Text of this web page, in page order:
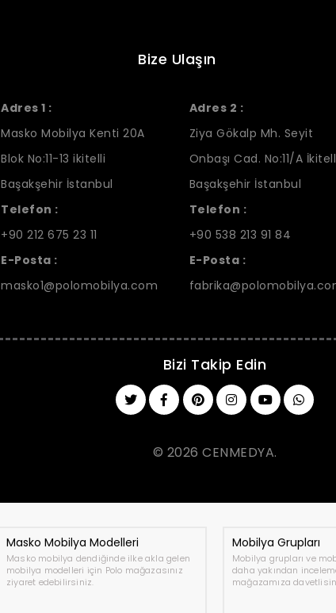
Bize Ulaşın
Adres 1 :
Masko Mobilya Kenti 20A
Blok No:11-13 ikitelli
Başakşehir İstanbul
Telefon :
+90 212 675 23 11
E-Posta :
masko1@polomobilya.com
Adres 2 :
Ziya Gökalp Mh. Seyit
Onbaşı Cad. No:11/A
Başakşehir İstanbul
Telefon :
+90 538 213 91 84
E-Posta :
Bizi Takip Edin
© 2026 CENMEDYA.
Masko Mobilya Modelleri
Masko mobilya dendiğinde ilke akla gelen
mobilya modelleri için Polo mağazasınız
ziyaret edebilirsiniz.
Mobilya Grupları
Mobilya grupları ve
daha yakından
mağazamıza